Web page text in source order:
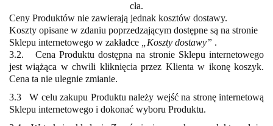
cła.
Ceny Produktów nie zawierają jednak kosztów dostawy.
Koszty opisane w zdaniu poprzedzającym dostępne są na stronie
Sklepu internetowego w zakładce
„Koszty dostawy” .
3.2. Cena Produktu dostępna na stronie Sklepu internetowego
jest wiążąca w chwili kliknięcia przez Klienta w ikonę koszyk.
Cena ta nie ulegnie zmianie.
3.3 W celu zakupu Produktu należy wejść na stronę internetową
Sklepu internetowego i dokonać wyboru Produktu.